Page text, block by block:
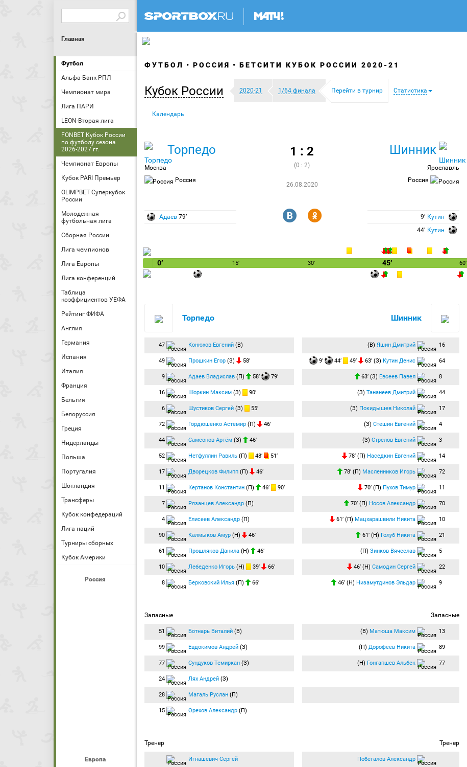
Главная
Футбол
Альфа-Банк РПЛ
Чемпионат мира
Лига ПАРИ
LEON-Вторая лига
FONBET Кубок России
по футболу сезона
2026-2027 гг.
Чемпионат Европы
Кубок PARI Премьер
OLIMPBET Суперкубок
России
Молодежная
футбольная лига
Сборная России
Лига чемпионов
Лига Европы
Лига конференций
Таблица
коэффициентов УЕФА
Рейтинг ФИФА
Англия
Германия
Испания
Италия
Франция
Бельгия
Белоруссия
Греция
Нидерланды
Польша
Португалия
Шотландия
Трансферы
Кубок конфедераций
Лига наций
Турниры сборных
Кубок Америки
Россия
Европа
ФУТБОЛ РОССИЯ БЕТСИТИ КУБОК РОССИИ 2020-21
Кубок России 2020-21 1/64 финала Перейти в турнир Статистика
Календарь
Торпедо
Москва
Россия
1 : 2
(0 : 2)
26.08.2020
Шинник
Ярославль
Россия
Адаев 79′ R Y 9′ Кутин
44′ Кутин
0′ 15′ 30′ 45′ 60′
Торпедо
47 Конюхов Евгений (В)
49 Прошкин Егор (З) 58′
9 Адаев Владислав (П) 58′ 79′
16 Шоркин Максим (З) 90′
6 Шустиков Сергей (З) 55′
72 Гордюшенко Астемир (П) 46′
44 Самсонов Артём (З) 46′
52 Нетфуллин Равиль (П) 48′ 51′
17 Дворецков Филипп (П) 46′
11 Кертанов Константин (П) 46′ 90′
7 Рязанцев Александр (П)
4 Елисеев Александр (П)
90 Калмыков Амур (Н) 46′
61 Прошляков Данила (Н) 46′
10 Лебеденко Игорь (Н) 39′ 66′
8 Берковский Илья (П) 66′
Запасные
51 Ботнарь Виталий (В)
99 Евдокимов Андрей (З)
77 Сундуков Темиркан (З)
24 Лях Андрей (З)
28 Магаль Руслан (П)
15 Орехов Александр (П)
Тренер
Игнашевич Сергей
Шинник
(В) Яшин Дмитрий 16
9′ 44′ 49′ 63′ (З) Кутин Денис 64
63′ (З) Евсеев Павел 8
(З) Тананеев Дмитрий 44
(З) Покидышев Николай 17
(З) Стешин Евгений 4
(З) Стрелов Евгений 3
78′ (П) Наседкин Евгений 14
78′ (П) Масленников Игорь 72
70′ (П) Пухов Тимур 11
70′ (П) Носов Александр 70
61′ (П) Мацхарашвили Никита 10
61′ (Н) Голуб Никита 21
(П) Зинков Вячеслав 5
46′ (Н) Самодин Сергей 22
46′ (Н) Низамутдинов Эльдар 9
Запасные
(В) Матюша Максим 13
(П) Дорофеев Никита 89
(Н) Гонгапшев Альбек 77
Тренер
Побегалов Александр